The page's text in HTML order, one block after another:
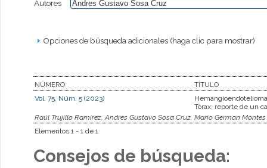
Autores
Opciones de búsqueda adicionales (haga clic para mostrar)
NÚMERO
TÍTULO
Vol. 75, Núm. 5 (2023)
Tórax: reporte de un
Raúl Trujillo Ramírez, Andres Gustavo Sosa Cruz, Mario German
Elementos 1 - 1 de 1
Consejos de búsqueda: